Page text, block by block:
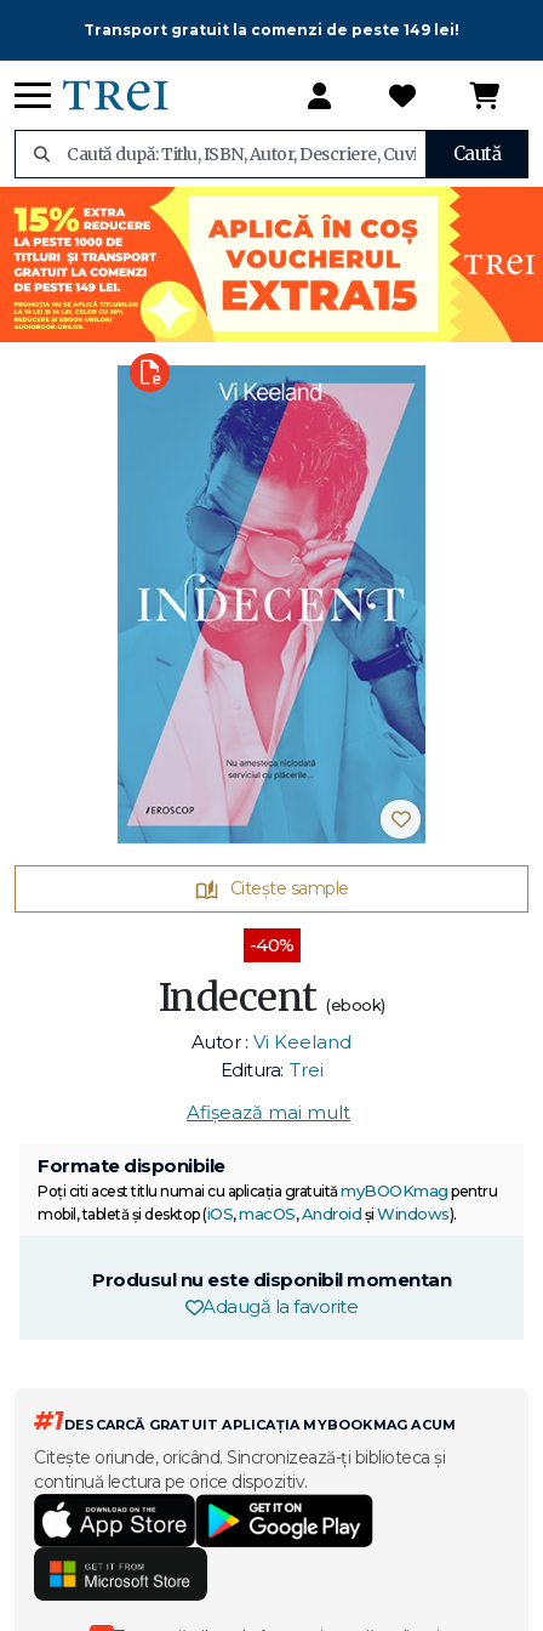
Transport gratuit la comenzi de peste 149 lei!
Caută
Citește sample
-40%
Indecent (ebook)
Autor : Vi Keeland
Editura: Trei
Afișează mai mult
Formate disponibile
Poți citi acest titlu numai cu aplicația gratuitămyBOOKmag pentru
mobil, tabletă și desktop (iOS,macOS,Android și Windows).
Produsul nu este disponibil momentan
Adaugă la favorite
#1DESCARCĂ GRATUIT APLICAȚIA MYBOOKMAG ACUM
Citește oriunde, oricând. Sincronizează-ți biblioteca și
continuă lectura pe orice dispozitiv.